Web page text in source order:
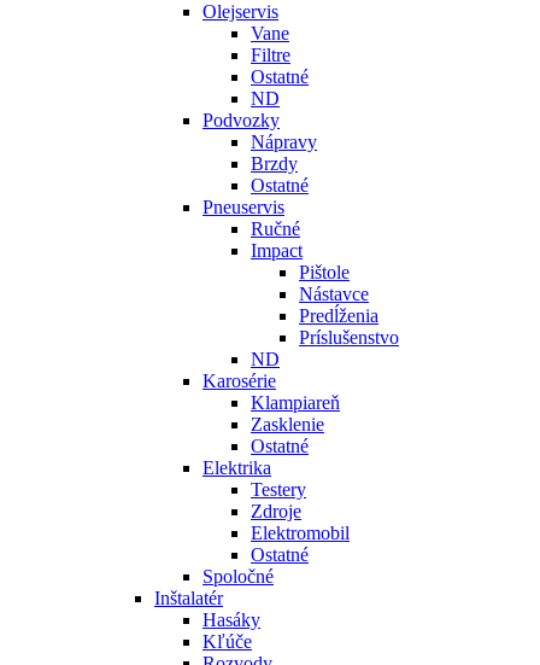
Olejservis
Vane
Filtre
Ostatné
ND
Podvozky
Nápravy
Brzdy
Ostatné
Pneuservis
Ručné
Impact
Pištole
Nástavce
Predĺženia
Príslušenstvo
ND
Karosérie
Klampiareň
Zasklenie
Ostatné
Elektrika
Testery
Zdroje
Elektromobil
Ostatné
Spoločné
Inštalatér
Hasáky
Kľúče